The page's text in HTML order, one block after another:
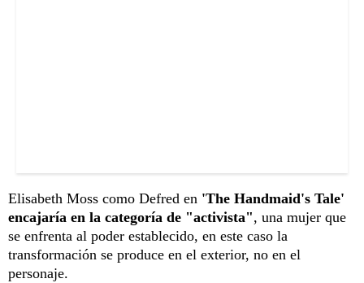
Elisabeth Moss como Defred en 'The Handmaid's Tale'
encajaría en la categoría de "activista", una mujer que
se enfrenta al poder establecido, en este caso la
transformación se produce en el exterior, no en el
personaje.